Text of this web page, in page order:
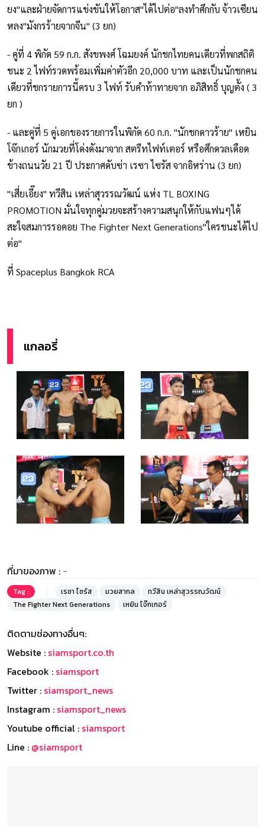
ยง"และฝ่ายจัดการแข่งขันให้โอกาส"ได้ไปต่อ"ลงทำศึกกับ จ้าวเซียน
หลง"มังกรร้ายจากจีน" (3 ยก)
- คู่ที่ 4 พิกัด 59 ก.ก. สังขพงศ์ โฉมยงค์ นักชกไทยคนเดียวที่พกสถิติ
ชนะ 2 ไฟท์รวดพร้อมเพิ่มค่าตัวอีก 20,000 บาท และเป็นนักชกคน
เดียวที่ชกรายการนี้ครบ 3 ไฟท์ รับคำท้าทายจาก อภิสิทธิ์ บุญตั้ง ( 3
ยก )
- และคู่ที่ 5 คู่เอกของรายการในพิกัด 60 ก.ก. "นักชกดาวร้าย" เหยิน
โจ๊กเกอร์ นักมวยที่โด่งดังมาจาก สตรีทไฟท์เตอร์ หรือศึกดวลเดือด
ข้างถนนวัย 21 ปี ประกาศดับซ่า เรซา ไซรัส จากอิหร่าน (3 ยก)
"เสี่ยเอี๊ยง" ทวีสิน เหล่าสุวรรณวัฒน์ แห่ง TL BOXING
PROMOTION มั่นใจทุกคู่มวยจะสร้างความสนุกให้กับแฟนๆได้
สะใจสมการรอคอย The Fighter Next Generations"ใครชนะได้ไป
ต่อ"
ที่ Spaceplus Bangkok RCA
แกลอรี่
ที่มาของภาพ : -
Tag : เรซา ไซรัส มวยสากล
ทวีสิน เหล่าสุวรรณวัฒน์
The Fighter Next Generations
เหยิน โจ๊กเกอร์
ติดตามช่องทางอื่นๆ:
Website : siamsport.co.th
Facebook : siamsport
Twitter : siamsport_news
Instagram : siamsport_news
Youtube official : siamsport
Line : @siamsport